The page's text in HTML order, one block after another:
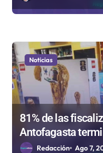
Noticias
81% de las
Antofagasta
sanitarios
Redacción Ago 7,